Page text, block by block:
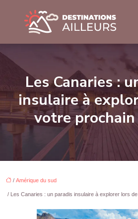
Les Canaries :
insulaire à
votre
/ Amérique du sud
/ Les Canaries : un paradis insulaire à explorer lors